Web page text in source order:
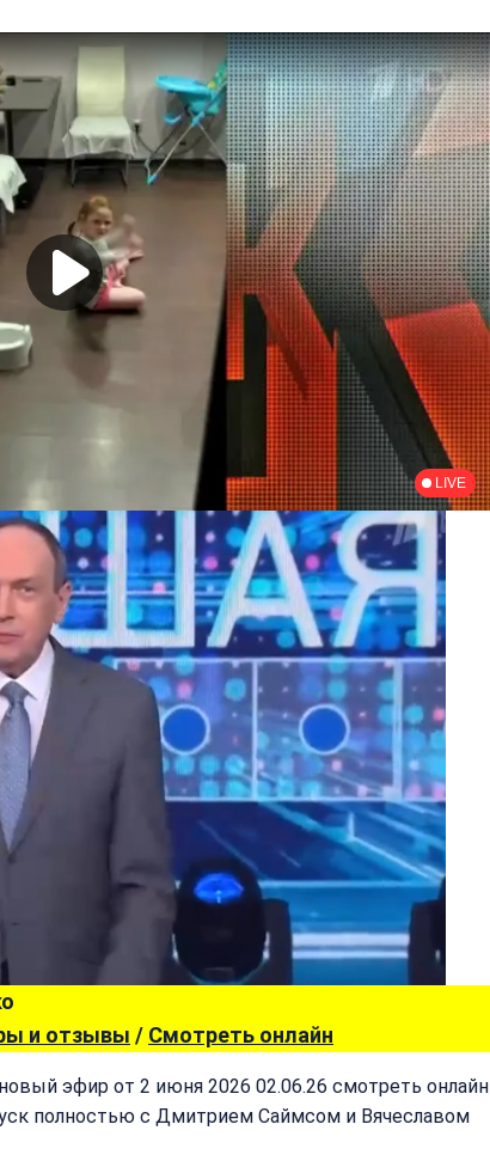
и отзывы / Смотреть онлайн
эфир от 2 июня 2026 02.06.26 смотреть онлайн
полностью с Дмитрием Саймсом и Вячеславом